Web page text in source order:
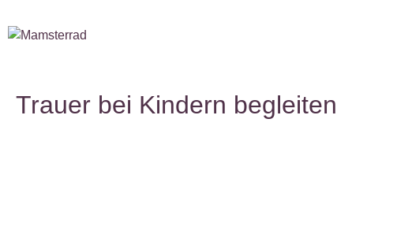
Trauer bei Kindern begleiten